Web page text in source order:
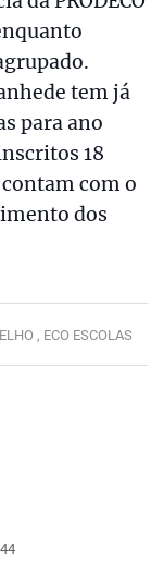
tem já
para ano
18
com o
dos
, ECO ESCOLAS